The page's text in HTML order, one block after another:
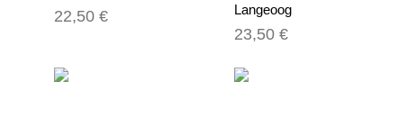
22,50 €
Langeoog
23,50 €